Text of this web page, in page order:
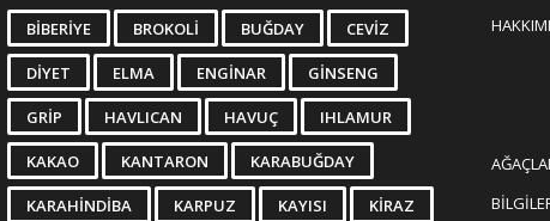
BIBERIYE BROKOLI BUĞDAY CEVIZ
DIYET ELMA ENGINAR GINSENG
GRIP HAVLICAN HAVUÇ IHLAMUR
KAKAO KANTARON KARABUĞDAY
KARAHINDIBA KARPUZ KAYISI KIRAZ